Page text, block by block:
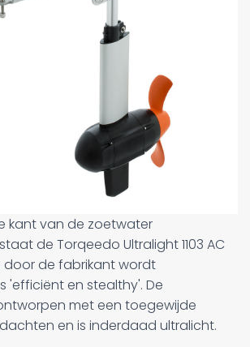
kant van de zoetwater
de Torqeedo Ultralight 1103 AC
door de fabrikant wordt
'efficiënt en stealthy'. De
met een toegewijde
en is inderdaad ultralicht.